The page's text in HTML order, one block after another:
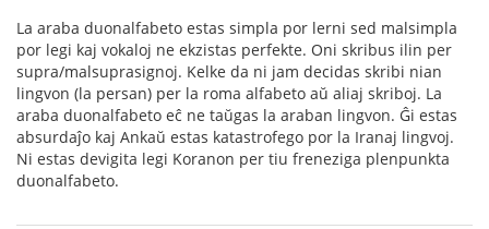
La araba duonalfabeto estas simpla por lerni sed malsimpla
por legi kaj vokaloj ne ekzistas perfekte. Oni skribus ilin per
supra/malsuprasignoj. Kelke da ni jam decidas skribi nian
lingvon (la persan) per la roma alfabeto aŭ aliaj skriboj. La
araba duonalfabeto eĉ ne taŭgas la araban lingvon. Ĝi estas
absurdaĵo kaj Ankaŭ estas katastrofego por la Iranaj lingvoj.
Ni estas devigita legi Koranon per tiu freneziga plenpunkta
duonalfabeto.